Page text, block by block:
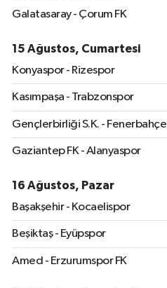
Galatasaray - Çorum FK
15 Ağustos, Cumartesi
Konyaspor - Rizespor
Kasımpaşa - Trabzonspor
Gençlerbirliği S.K. - Fenerbahçe
Gaziantep FK - Alanyaspor
16 Ağustos, Pazar
Başakşehir - Kocaelispor
Beşiktaş - Eyüpspor
Amed - Erzurumspor FK